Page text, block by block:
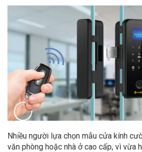
Nhiều người lựa chọn mẫu cửa kính
văn phòng hoặc nhà ở cao cấp, vì vừa